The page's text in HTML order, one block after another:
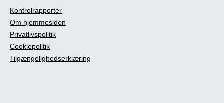
Kontrolrapporter
Om hjemmesiden
Privatlivspolitik
Cookiepolitik
Tilgængelighedserklæring